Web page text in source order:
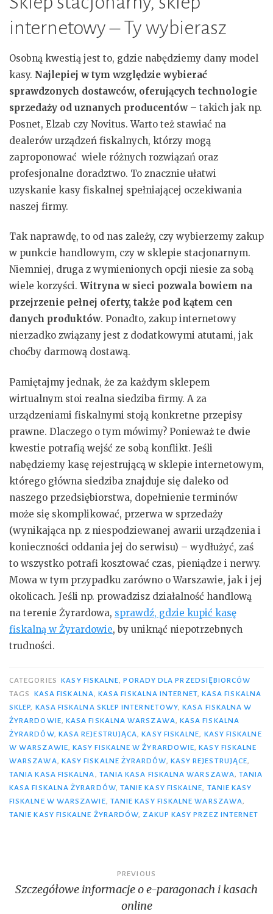
internetowy – Ty wybierasz
Osobną kwestią jest to, gdzie nabędziemy dany model
kasy. Najlepiej w tym względzie wybierać
sprawdzonych dostawców, oferujących technologie
sprzedaży od uznanych producentów– takich jak np.
Posnet, Elzab czy Novitus. Warto też stawiać na
dealerów urządzeń fiskalnych, którzy mogą
zaproponować wiele różnych rozwiązań oraz
profesjonalne doradztwo. To znacznie ułatwi
uzyskanie kasy fiskalnej spełniającej oczekiwania
naszej firmy.
Tak naprawdę, to od nas zależy, czy wybierzemy zakup
w punkcie handlowym, czy w sklepie stacjonarnym.
Niemniej, druga z wymienionych opcji niesie za sobą
wiele korzyści. Witryna w sieci pozwala bowiem na
przejrzenie pełnej oferty, także pod kątem cen
danych produktów. Ponadto, zakup internetowy
nierzadko związany jest z dodatkowymi atutami, jak
choćby darmową dostawą.
Pamiętajmy jednak, że za każdym sklepem
wirtualnym stoi realna siedziba firmy. A za
urządzeniami fiskalnymi stoją konkretne przepisy
prawne. Dlaczego o tym mówimy? Ponieważ te dwie
kwestie potrafią wejść ze sobą konflikt. Jeśli
nabędziemy kasę rejestrującą w sklepie internetowym,
którego główna siedziba znajduje się daleko od
naszego przedsiębiorstwa, dopełnienie terminów
może się skomplikować, przerwa w sprzedaży
(wynikająca np. z niespodziewanej awarii urządzenia i
konieczności oddania jej do serwisu) – wydłużyć, zaś
to wszystko potrafi kosztować czas, pieniądze i nerwy.
Mowa w tym przypadku zarówno o Warszawie, jak i jej
okolicach. Jeśli np. prowadzisz działalność handlową
na terenie Żyrardowa, sprawdź, gdzie kupić kasę
fiskalną w Żyrardowie, by uniknąć niepotrzebnych
trudności.
CATEGORIES KASY FISKALNE,PORADY DLA PRZEDSIĘBIORCÓW
TAGS
KASA FISKALNA, KASA FISKALNA INTERNET, KASA FISKALNA
SKLEP, KASA FISKALNA SKLEP INTERNETOWY,KASA FISKALNA W
ŻYRARDOWIE, KASA FISKALNA WARSZAWA, KASA FISKALNA
ŻYRARDÓW, KASA REJESTRUJĄCA,KASY FISKALNE, KASY FISKALNE
W WARSZAWIE,KASY FISKALNE W ŻYRARDOWIE,KASY FISKALNE
WARSZAWA, KASY FISKALNE ŻYRARDÓW, KASY REJESTRUJĄCE,
TANIA KASA FISKALNA, TANIA KASA FISKALNA WARSZAWA,TANIA
KASA FISKALNA ŻYRARDÓW, TANIE KASY FISKALNE, TANIE KASY
FISKALNE W WARSZAWIE, TANIE KASY FISKALNE WARSZAWA,
TANIE KASY FISKALNE ŻYRARDÓW, ZAKUP KASY PRZEZ INTERNET
wpisu
PREVIOUS
Szczegółowe informacje o e-paragonach i kasach
online